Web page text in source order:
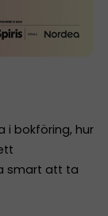
i bokföring, hur
smart att ta